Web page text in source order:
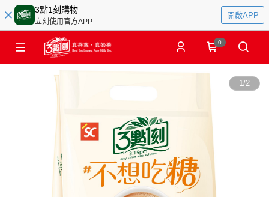
3點1刻購物
立刻使用官方APP
開啟APP
0
1/2